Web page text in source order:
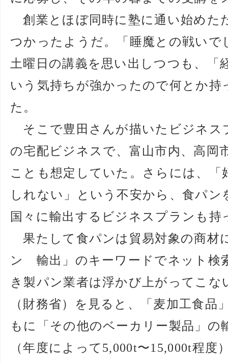
創業とほぼ同時に塾に通い始めた
つかったようだ。「睡魔との戦いで
土曜日の講義を思い出しつつも、「
いう気持ちが強かったので何とか持
た。
そこで豊田さんが描いたビジネス
の宅配ビジネスで、富山市内、高岡
ことも想定していた。さらには、
しれない」という不安から、食パ
国々に輸出するビジネスプランも
果たして食パンは貿易対象の商材
ン 輸出」のキーワードでネット検
き製パン業者は浮かび上がってこな
（財務省）を見ると、「麦加工食品
もに「その他のベーカリー製品」の
（年度によって5,000t〜15,000t程度